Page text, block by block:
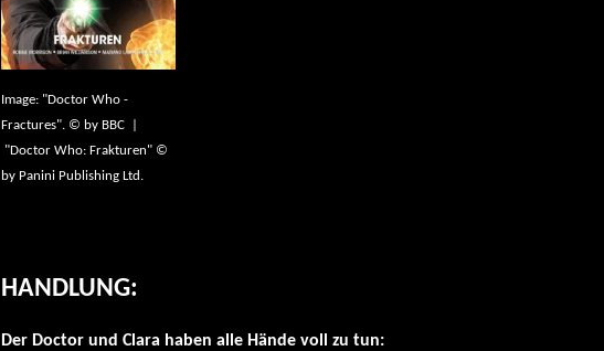
Image: "Doctor Who -
Fractures". © by BBC |
"Doctor Who: Frakturen" ©
by Panini Publishing Ltd.
HANDLUNG:
Der Doctor und Clara haben alle Hände voll zu tun: